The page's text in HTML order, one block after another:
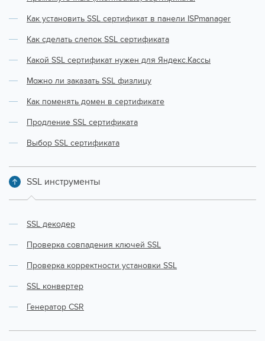
Как установить SSL сертификат в панели ISPmanager
Как сделать слепок SSL сертификата
Какой SSL сертификат нужен для Яндекс.Кассы
Можно ли заказать SSL физлицу
Как поменять домен в сертификате
Продление SSL сертификата
Выбор SSL сертификата
SSL инструменты
SSL декодер
Проверка совпадения ключей SSL
Проверка корректности установки SSL
SSL конвертер
Генератор CSR